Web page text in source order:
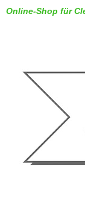
Online-Shop für